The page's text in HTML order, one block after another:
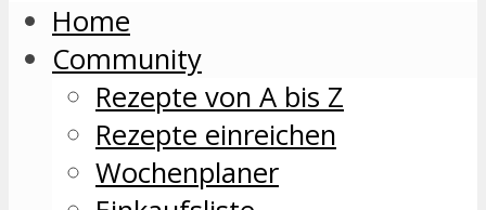
Home
Community
Rezepte von A bis Z
Rezepte einreichen
Wochenplaner